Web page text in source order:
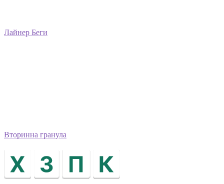
Лайнер Беги
Вторинна гранула